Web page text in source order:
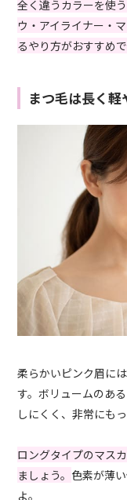
全く違うカラーを使
ウ・アイライナー・
るやり方がおすすめで
まつ毛は長く
柔らかいピンク眉に
す。ボリュームのあ
しにくく、非常にも
ロングタイプのマス
ましょう。 色素が薄
よ。